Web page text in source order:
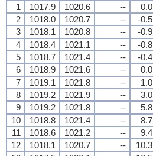
1
1017.9 1020.6 -- 0.0
2
1018.0 1020.7 -- -0.5
3
1018.1 1020.8 -- -0.9
4
1018.4 1021.1 -- -0.8
5
1018.7 1021.4 -- -0.4
6
1018.9 1021.6 -- 0.0
7
1019.1 1021.8 -- 1.0
8
1019.2 1021.9 -- 3.0
9
1019.2 1021.8 -- 5.8
10
1018.8 1021.4 -- 8.7
11
1018.6 1021.2 -- 9.4
12
1018.1 1020.7 -- 10.3
1
1017.9 1020.6 -- 0.0
2
1018.0 1020.7 -- -0.5
3
1018.1 1020.8 -- -0.9
4
1018.4 1021.1 -- -0.8
5
1018.7 1021.4 -- -0.4
6
1018.9 1021.6 -- 0.0
7
1019.1 1021.8 -- 1.0
8
1019.2 1021.9 -- 3.0
9
1019.2 1021.8 -- 5.8
10
1018.8 1021.4 -- 8.7
11
1018.6 1021.2 -- 9.4
12
1018.1 1020.7 -- 10.3
1
1017.9 1020.6 -- 0.0
2
1018.0 1020.7 -- -0.5
3
1018.1 1020.8 -- -0.9
4
1018.4 1021.1 -- -0.8
5
1018.7 1021.4 -- -0.4
6
1018.9 1021.6 -- 0.0
7
1019.1 1021.8 -- 1.0
8
1019.2 1021.9 -- 3.0
9
1019.2 1021.8 -- 5.8
10
1018.8 1021.4 -- 8.7
11
1018.6 1021.2 -- 9.4
12
1018.1 1020.7 -- 10.3
1
1017.9 1020.6 -- 0.0
2
1018.0 1020.7 -- -0.5
3
1018.1 1020.8 -- -0.9
4
1018.4 1021.1 -- -0.8
5
1018.7 1021.4 -- -0.4
6
1018.9 1021.6 -- 0.0
7
1019.1 1021.8 -- 1.0
8
1019.2 1021.9 -- 3.0
9
1019.2 1021.8 -- 5.8
10
1018.8 1021.4 -- 8.7
11
1018.6 1021.2 -- 9.4
12
1018.1 1020.7 -- 10.3